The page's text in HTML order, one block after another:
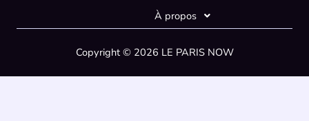
E
l
À propos
Copyright © 2026 LE PARIS NOW